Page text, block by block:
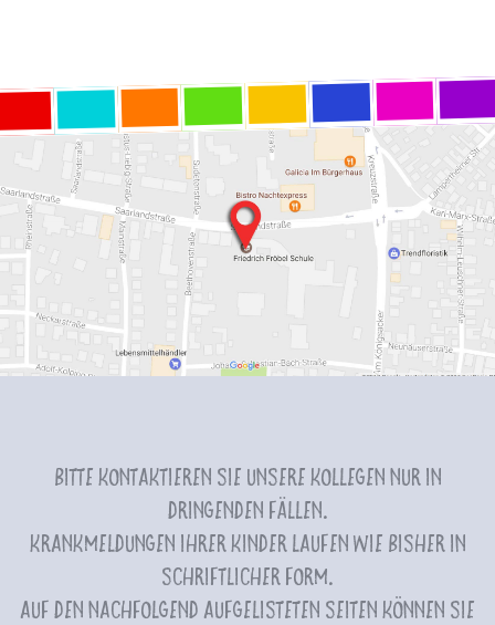
Bitte kontaktieren Sie unsere Kollegen nur in
dringenden Fällen.
Krankmeldungen Ihrer Kinder laufen wie bisher in
schriftlicher Form.
Auf den nachfolgend aufgelisteten Seiten können Sie